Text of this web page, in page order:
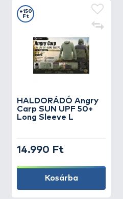
HALDORÁDÓ Angry
Carp SUN UPF 50+
Long Sleeve L
+150
Ft
14.990 Ft
Kosárba